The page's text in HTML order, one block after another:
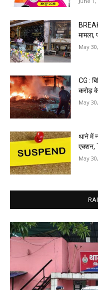
May
CG :
करोड़
May
थाने में
एक्शन,
May